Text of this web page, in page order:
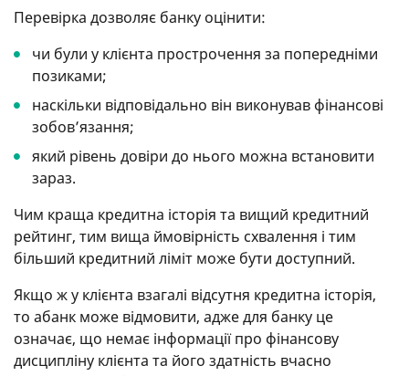
Перевірка дозволяє банку оцінити:
чи були у клієнта прострочення за попередніми
позиками;
наскільки відповідально він виконував фінансові
зобов’язання;
який рівень довіри до нього можна встановити
зараз.
Чим краща кредитна історія та вищий кредитний
рейтинг, тим вища ймовірність схвалення і тим
більший кредитний ліміт може бути доступний.
Якщо ж у клієнта взагалі відсутня кредитна історія,
то абанк може відмовити, адже для банку це
означає, що немає інформації про фінансову
дисципліну клієнта та його здатність вчасно